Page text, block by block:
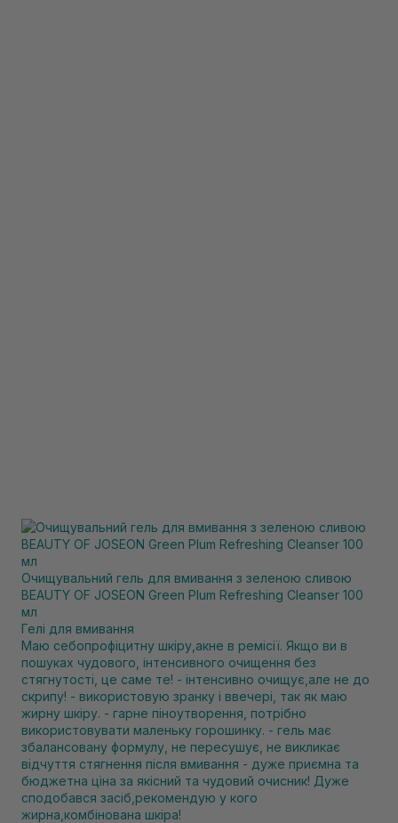
Очищувальний гель для вмивання з зеленою сливою
BEAUTY OF JOSEON Green Plum Refreshing Cleanser 100
мл
Гелі для вмивання
Маю себопрофіцитну шкіру,акне в ремісії. Якщо ви в
пошуках чудового, інтенсивного очищення без
стягнутості, це саме те! - інтенсивно очищує,але не до
скрипу! - використовую зранку і ввечері, так як маю
жирну шкіру. - гарне піноутворення, потрібно
використовувати маленьку горошинку. - гель має
збалансовану формулу, не пересушує, не викликає
відчуття стягнення після вмивання - дуже приємна та
бюджетна ціна за якісний та чудовий очисник! Дуже
сподобався засіб,рекомендую у кого
жирна,комбінована шкіра!